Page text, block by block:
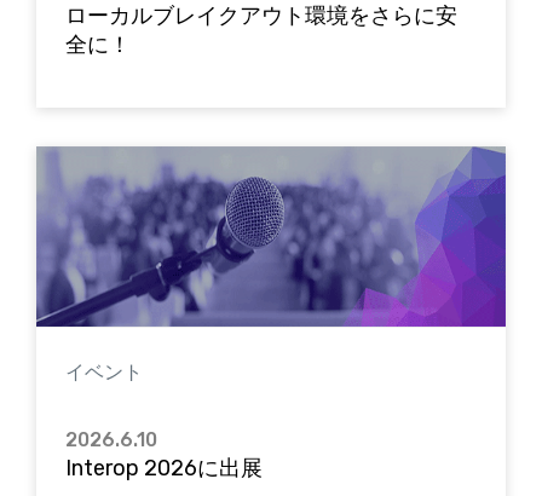
ローカルブレイクアウト環境をさらに安
全に！
イベント
2026.6.10
Interop 2026に出展